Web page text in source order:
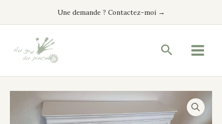
Une demande ? Contactez-moi →